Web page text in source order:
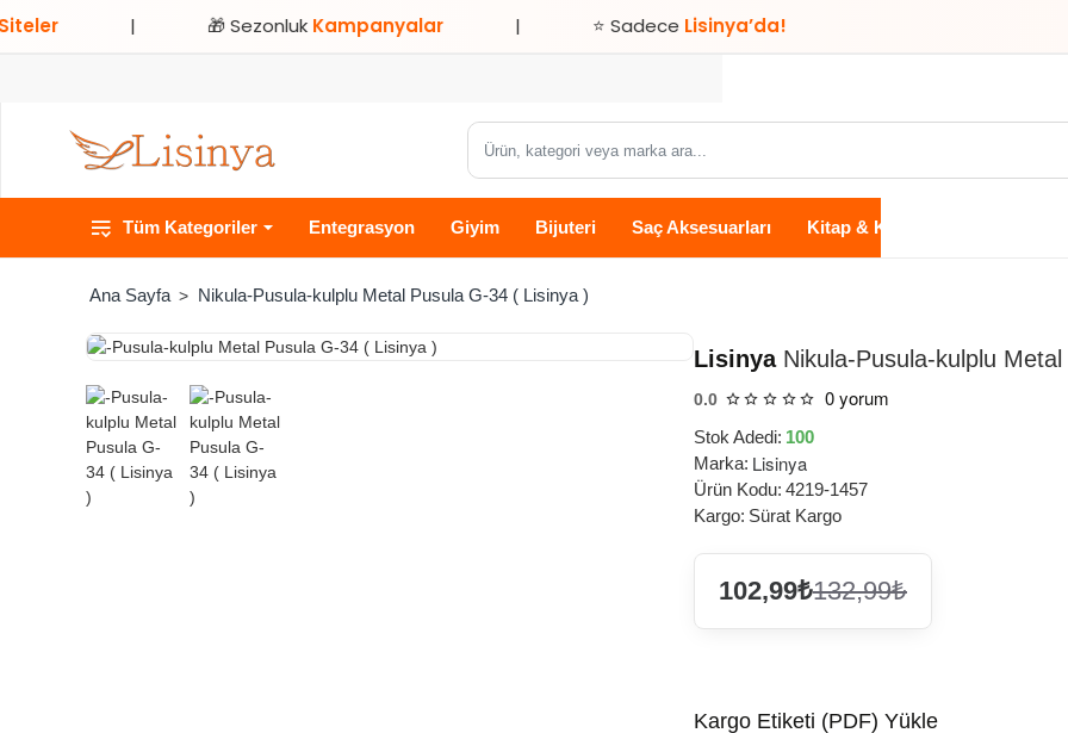
🎁 SezonlukKampanyalar ⭐ SadeceLisinya’da!
Ürün,
marka
ara...
Tüm Kategoriler Entegrasyon Giyim Bijuteri Saç Aksesuarları Kitap & Kırtasiye
Nikula-Pusula-kulplu Metal Pusula G-34 ( Lisinya )
LisinyaNikula-Pusula-kulplu
0.0 0 yorum
Stok Adedi: 100
Marka: Lisinya
Ürün Kodu: 4219-1457
Kargo: Sürat Kargo
102,99₺132,99₺
Kargo Etiketi (PDF) Yükle